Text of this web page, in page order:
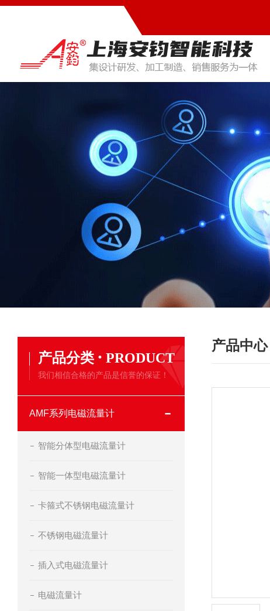
产品分类 · PRODUCT
我们相信合格的产品是信誉的保证！
AMF系列电磁流量计
智能分体型电磁流量计
智能一体型电磁流量计
卡箍式不锈钢电磁流量计
不锈钢电磁流量计
插入式电磁流量计
电磁流量计
产品中心